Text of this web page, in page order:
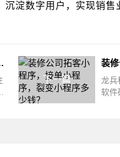
淀数字用户，实现销售
系统，客户转介绍
下一篇
龙兵
软件